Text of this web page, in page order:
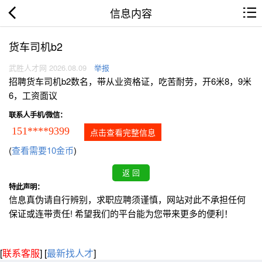
信息内容
货车司机b2
武胜人才网 2026.08.09 举报
招聘货车司机b2数名，带从业资格证，吃苦耐劳，开6米8，9米
6，工资面议
联系人手机/微信：
151****9399 点击查看完整信息
(查看需要10金币)
特此声明：
信息真伪请自行辨别，求职应聘须谨慎，网站对此不承担任何
保证或连带责任! 希望我们的平台能为您带来更多的便利！
[联系客服] [最新找人才]